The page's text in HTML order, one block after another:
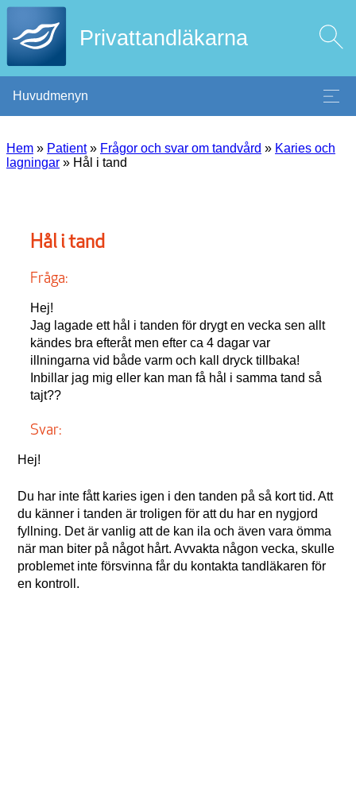
Privattandläkarna
Huvudmenyn
Hem » Patient» Frågor och svar om tandvård » Karies och
lagningar » Hål i tand
Hål i tand
Fråga:
Hej!
Jag lagade ett hål i tanden för drygt en vecka sen allt
kändes bra efteråt men efter ca 4 dagar var
illningarna vid både varm och kall dryck tillbaka!
Inbillar jag mig eller kan man få hål i samma tand så
tajt??
Svar:
Hej!
Du har inte fått karies igen i den tanden på så kort tid. Att
du känner i tanden är troligen för att du har en nygjord
fyllning. Det är vanlig att de kan ila och även vara ömma
när man biter på något hårt. Avvakta någon vecka, skulle
problemet inte försvinna får du kontakta tandläkaren för
en kontroll.